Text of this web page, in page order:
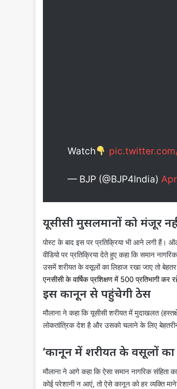
Watch
— BJP (@BJP4India)
यूसीसी मुसलमानों को मंजूर
पोस्ट के बाद इस पर प्रतिक्रिया भी आने लगी हैं। ऑल
वीडियो पर प्रतिक्रिया देते हुए कहा कि समान
उसमें शरीयत के वसूलों का लिहाज रखा जाए तो बेहतर
एनसीसी के वार्षिक प्रशिक्षण में 500 प्रतिभागी कर
इस कानून से पहुंचेगी ठेस
मौलाना ने कहा कि यूसीसी शरीयत में मुदाखलत
लोकतांत्रिक देश है और उसको चलाने के लिए
‘कानून में शरीयत के वसूलों का
मौलाना ने आगे कहा कि ऐसा समान नागरिक संहिता
कोई परेशानी न आएं, तो ऐसे कानून को हर व्यक्ति